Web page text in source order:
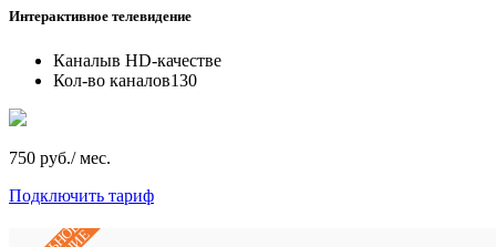
Интерактивное телевидение
Каналыв HD-качестве
Кол-во каналов130
750 руб./ мес.
Подключить тариф